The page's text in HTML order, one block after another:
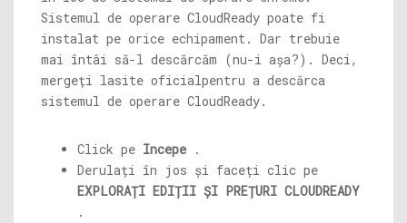
Sistemul de operare CloudReady poate fi
instalat pe orice echipament. Dar trebuie
mai întâi să-l descărcăm (nu-i așa?). Deci,
mergeți lasite oficialpentru a descărca
sistemul de operare CloudReady.
Click pe Incepe .
Derulați în jos și faceți clic pe
EXPLORAȚI EDIȚII ȘI PREȚURI CLOUDREADY
.